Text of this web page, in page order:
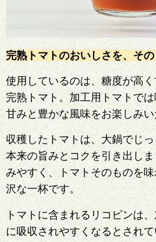
完熟トマトのおいしさを、そ
使用しているのは、糖度が高
完熟トマト。加工用トマトで
甘みと豊かな風味をお楽しみい
収穫したトマトは、大鍋でじ
本来の旨みとコクを引き出し
みやすく、トマトそのものを
沢な一杯です。
トマトに含まれるリコピンは
に吸収されやすくなるとされて